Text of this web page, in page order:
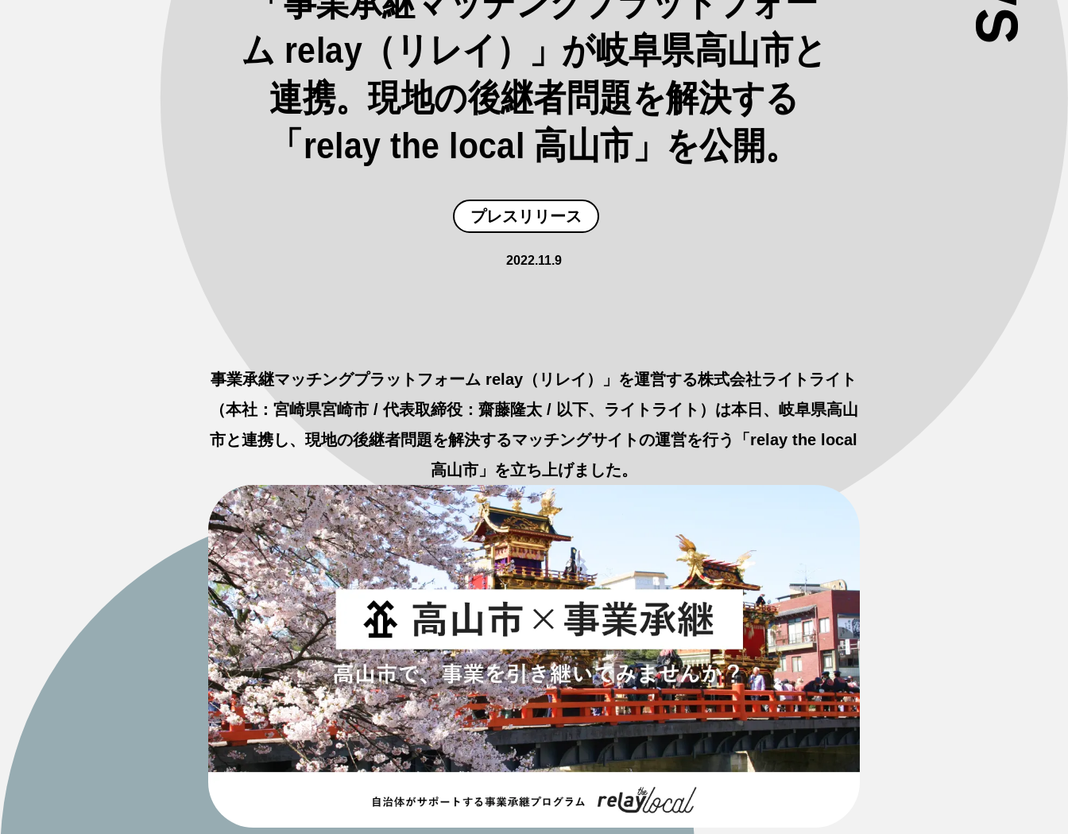
ム relay（リレイ）」が岐阜県高山市と
連携。現地の後継者問題を解決する
「relay the local 高山市」を公開。
プレスリリース
2022.11.9
事業承継マッチングプラットフォーム relay（リレイ）」を運営する株式会社ライトライト
（本社：宮崎県宮崎市 / 代表取締役：齋藤隆太 / 以下、ライトライト）は本日、岐阜県高山
市と連携し、現地の後継者問題を解決するマッチングサイトの運営を行う「relay the local
高山市」を立ち上げました。